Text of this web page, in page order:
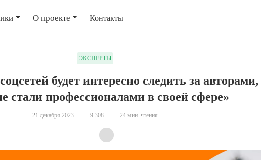
О проекте Контакты
ЭКСПЕРТЫ
будет интересно следить за авторами,
стали профессионалами в своей сфере»
21 декабря 2023 9 308 24 мин. чтения